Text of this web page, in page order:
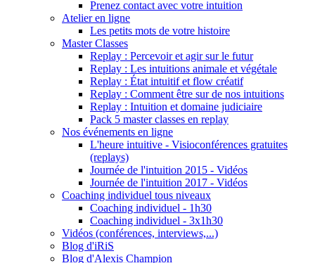
Prenez contact avec votre intuition
Atelier en ligne
Les petits mots de votre histoire
Master Classes
Replay : Percevoir et agir sur le futur
Replay : Les intuitions animale et végétale
Replay : État intuitif et flow créatif
Replay : Comment être sur de nos intuitions
Replay : Intuition et domaine judiciaire
Pack 5 master classes en replay
Nos événements en ligne
L'heure intuitive - Visioconférences gratuites
(replays)
Journée de l'intuition 2015 - Vidéos
Journée de l'intuition 2017 - Vidéos
Coaching individuel tous niveaux
Coaching individuel - 1h30
Coaching individuel - 3x1h30
Vidéos (conférences, interviews,...)
Blog d'iRiS
Blog d'Alexis Champion